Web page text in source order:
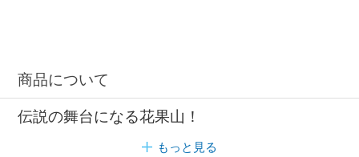
商品について
伝説の舞台になる花果山！
もっと見る